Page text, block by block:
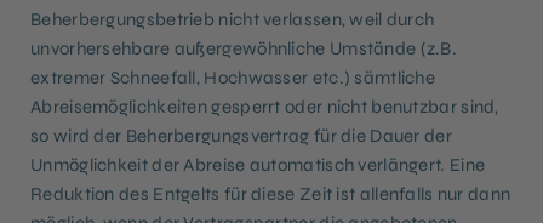
Beherbergungsbetrieb nicht verlassen, weil durch
unvorhersehbare außergewöhnliche Umstände (z.B.
extremer Schneefall, Hochwasser etc.) sämtliche
Abreisemöglichkeiten gesperrt oder nicht benutzbar sind,
so wird der Beherbergungsvertrag für die Dauer der
Unmöglichkeit der Abreise automatisch verlängert. Eine
Reduktion des Entgelts für diese Zeit ist allenfalls nur dann